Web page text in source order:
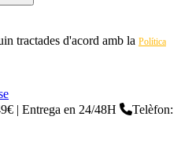
tractades d'acord amb la Política
| Entrega en 24/48H
Telèfon: